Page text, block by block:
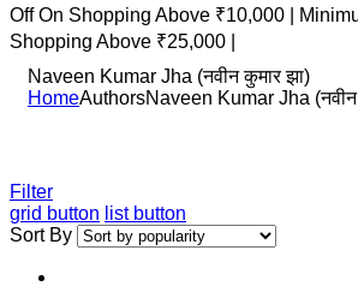
Off On Shopping Above ₹10,000 |
Shopping Above ₹25,000 |
Naveen Kumar Jha (नवीन कुमार झा)
HomeAuthorsNaveen Kumar Jha (नवीन
Filter
grid button list button
Sort By